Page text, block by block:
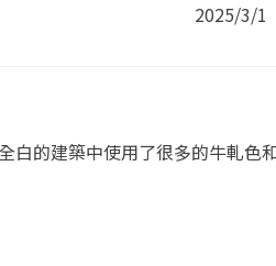
2025/3/1
的建築中使用了很多的牛軋色